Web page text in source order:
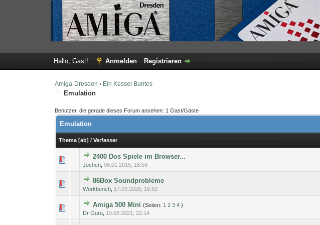
Hallo, Gast!
Anmelden Registrieren
Amiga-Dresden › Ein Kessel Buntes
Emulation
Benutzer, die gerade dieses Forum ansehen: 1 Gast/Gäste
Emulation
Thema [ab] /Verfasser
2400 Dos Spiele im Browser...
Jochen ,06.01.2015, 18:58
0 Bewertung(en) - 0 von 5 durchschnittlich
86Box Soundprobleme
Workbench 17.03.2026, 16:52
0 Bewertung(en) - 0 von 5 durchschnittlich
Amiga 500 Mini (Seiten: 1 2 3 4 )
Dr Guru 10.08.2021, 22:14
0 Bewertung(en) - 0 von 5 durchschnittlich